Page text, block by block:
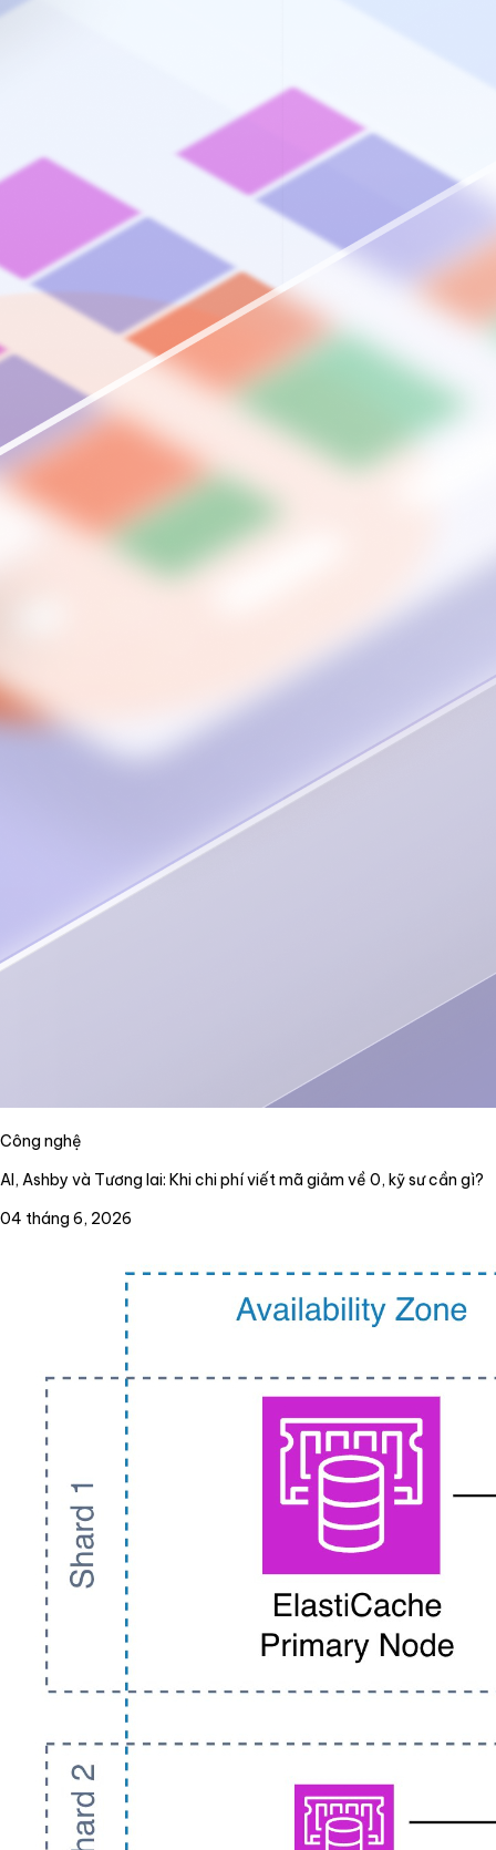
Công nghệ
AI, Ashby và Tương lai: Khi chi phí viết mã giảm về 0, kỹ sư cần gì?
04 tháng 6, 2026